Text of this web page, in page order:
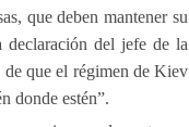
que deben mantener su
declaración del jefe de la
que el régimen de Kiev
donde estén”.